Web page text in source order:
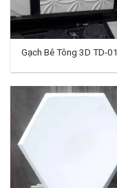
Gạch Bê Tông 3D TD-01